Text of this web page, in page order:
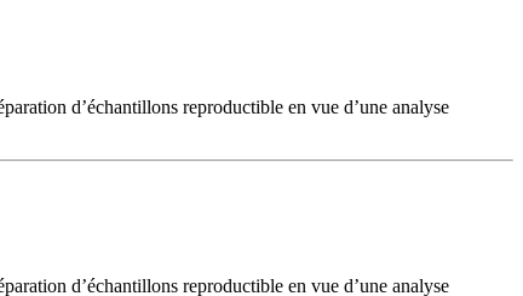
d’échantillons reproductible en vue d’une analyse
d’échantillons reproductible en vue d’une analyse